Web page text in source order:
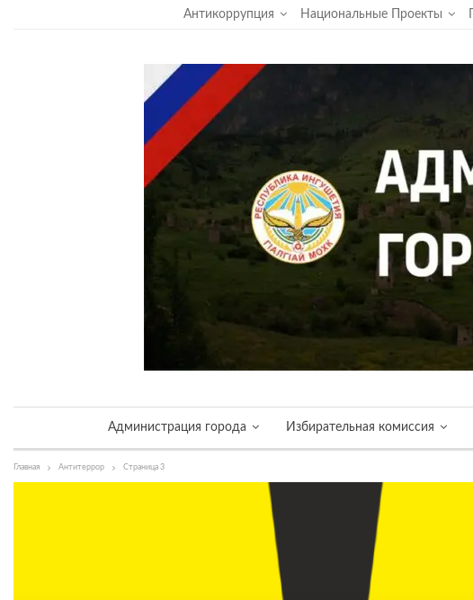
Антикоррупция Национальные Проекты
Администрация города Избирательная комиссия
Главная Антитеррор Страница 3